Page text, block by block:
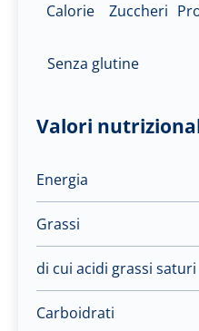
Calorie Zuccheri
Senza glutine
Valori
Energia
Grassi
di cui acidi grassi saturi
Carboidrati